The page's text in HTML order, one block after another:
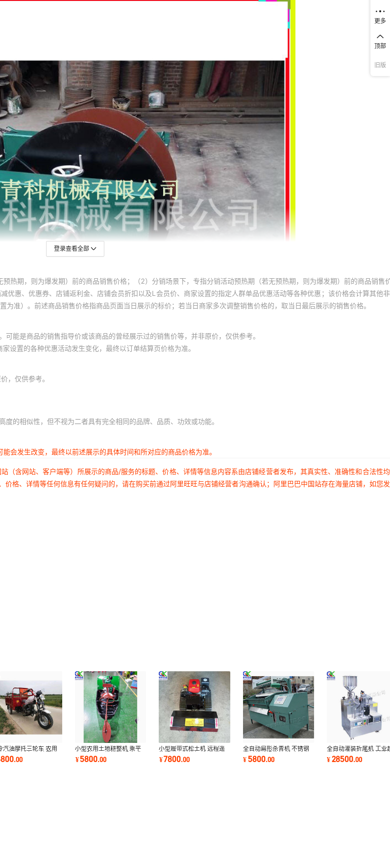
登录查看全部
热期，则为爆发期）前的商品销售价格；（2）分销场景下，专指分销活动预热期（若无预热期，则为爆发期）前的商品销售
惠、优惠券、店铺返利金、店铺会员折扣以及L会员价、商家设置的指定人群单品优惠活动等各种优惠；该价格会计算其他
准）。前述商品销售价格指商品页面当日展示的标价；若当日商家多次调整销售价格的，取当日最后展示的销售价格。
能是商品的销售指导价或该商品的曾经展示过的销售价等，并非原价，仅供参考。
设置的各种优惠活动发生变化，最终以订单结算页价格为准。
，仅供参考。
的相似性，但不视为二者具有完全相同的品牌、品质、功效或功能。
会发生改变，最终以前述展示的具体时间和所对应的商品价格为准。
（含网站、客户端等）所展示的商品/服务的标题、价格、详情等信息内容系由店铺经营者发布，其真实性、准确性和合法性
格、详情等任何信息有任何疑问的，请在购买前通过阿里旺旺与店铺经营者沟通确认；阿里巴巴中国站存在海量店铺，如您
汽油摩托三轮车 农用
自卸翻斗车 工地混泥
运摩托车
.00
小型农用土地耕整机 乘平
原丘陵水田机耕船 乘坐式
水陆两用耕作机
¥5800.00
小型履带式松土机 远程遥
控式果园翻地机 家用田园
花卉管理机
¥7800.00
全自动扁形杀青机 不锈钢
扁形茶叶揉捻机 茶叶杀青
理条压扁一体机
¥5800.00
全自动灌装折尾机 工业
声波封尾机 牙膏颜料洗
奶封尾设备
¥28500.00
更多
顶部
旧版